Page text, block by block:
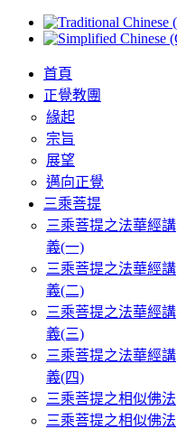
首頁
正覺教團
緣起
宗旨
展望
邁向正覺
三乘菩提
三乘菩提之法華經講
義(一)
三乘菩提之法華經講
義(二)
三乘菩提之法華經講
義(三)
三乘菩提之法華經講
義(四)
三乘菩提之相似佛法
三乘菩提之相似佛法